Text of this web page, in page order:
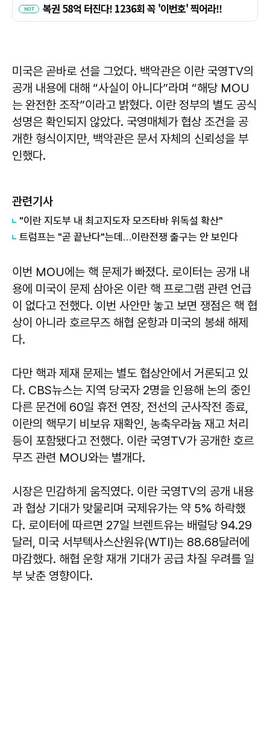
미국은 곧바로 선을 그었다. 백악관은 이란 국영TV의
공개 내용에 대해 “사실이 아니다”라며 “해당 MOU
는 완전한 조작”이라고 밝혔다. 이란 정부의 별도 공식
성명은 확인되지 않았다. 국영매체가 협상 조건을 공
개한 형식이지만, 백악관은 문서 자체의 신뢰성을 부
인했다.
관련기사
"이란 지도부 내 최고지도자 모즈타바 위독설 확산"
트럼프는 "곧 끝난다"는데…이란전쟁 출구는 안 보인다
이번 MOU에는 핵 문제가 빠졌다. 로이터는 공개 내
용에 미국이 문제 삼아온 이란 핵 프로그램 관련 언급
이 없다고 전했다. 이번 사안만 놓고 보면 쟁점은 핵 협
상이 아니라 호르무즈 해협 운항과 미국의 봉쇄 해제
다.
다만 핵과 제재 문제는 별도 협상안에서 거론되고 있
다. CBS뉴스는 지역 당국자 2명을 인용해 논의 중인
다른 문건에 60일 휴전 연장, 전선의 군사작전 종료,
이란의 핵무기 비보유 재확인, 농축우라늄 재고 처리
등이 포함됐다고 전했다. 이란 국영TV가 공개한 호르
무즈 관련 MOU와는 별개다.
시장은 민감하게 움직였다. 이란 국영TV의 공개 내용
과 협상 기대가 맞물리며 국제유가는 약 5% 하락했
다. 로이터에 따르면 27일 브렌트유는 배럴당 94.29
달러, 미국 서부텍사스산원유(WTI)는 88.68달러에
마감했다. 해협 운항 재개 기대가 공급 차질 우려를 일
부 낮춘 영향이다.